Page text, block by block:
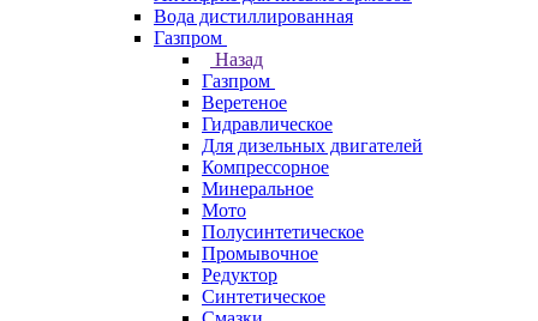
Вода дистиллированная
Газпром
Назад
Газпром
Веретеное
Гидравлическое
Для дизельных двигателей
Компрессорное
Минеральное
Мото
Полусинтетическое
Промывочное
Редуктор
Синтетическое